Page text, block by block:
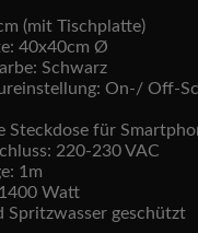
(mit Tischplatte)
40x40cm Ø
Schwarz
On-/ Off-
Steckdose für
220-230 VAC
1m
Watt
Spritzwasser geschützt